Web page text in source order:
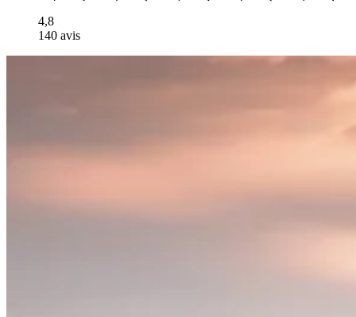
4,8
140 avis